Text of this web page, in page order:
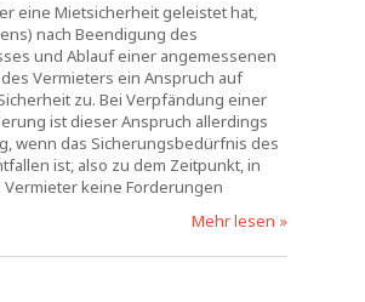
eine Mietsicherheit geleistet hat,
nach Beendigung des
und Ablauf einer angemessenen
Vermieters ein Anspruch auf
zu. Bei Verpfändung einer
ist dieser Anspruch allerdings
wenn das Sicherungsbedürfnis des
ist, also zu dem Zeitpunkt, in
Vermieter keine Forderungen
Mehr lesen »